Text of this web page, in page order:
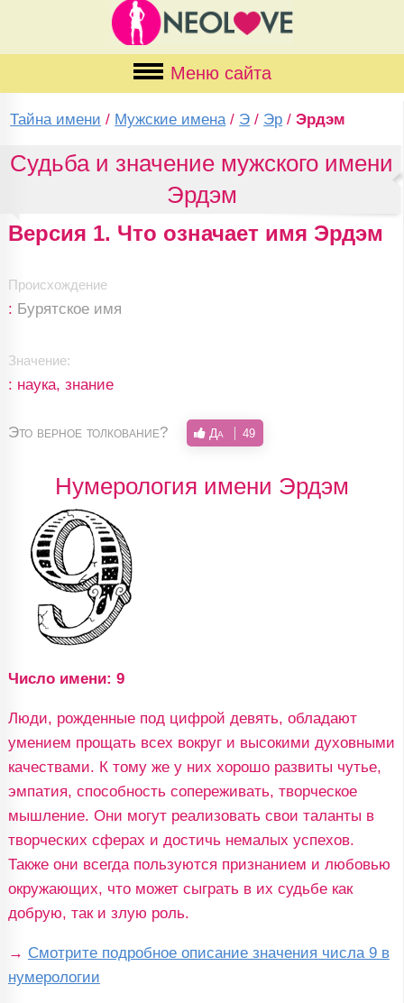
Меню сайта
Тайна имени / Мужские имена / Э / Эр /Эрдэм
Судьба и значение мужского имени
Эрдэм
Версия 1. Что означает имя Эрдэм
Происхождение
: Бурятское имя
Значение:
: наука, знание
Это верное толкование? Да 49
Нумерология имени Эрдэм
Число имени: 9
Люди, рожденные под цифрой девять, обладают
умением прощать всех вокруг и высокими духовными
качествами. К тому же у них хорошо развиты чутье,
эмпатия, способность сопереживать, творческое
мышление. Они могут реализовать свои таланты в
творческих сферах и достичь немалых успехов.
Также они всегда пользуются признанием и любовью
окружающих, что может сыграть в их судьбе как
добрую, так и злую роль.
→ Смотрите подробное описание значения числа 9 в
нумерологии